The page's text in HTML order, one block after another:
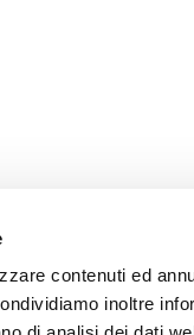
contenuti ed
inoltre